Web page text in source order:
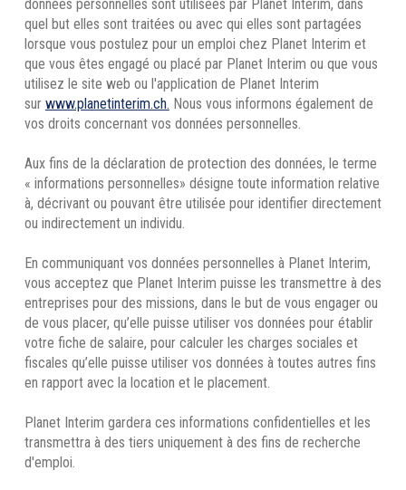
données personnelles sont utilisées par Planet Interim, dans
quel but elles sont traitées ou avec qui elles sont partagées
lorsque vous postulez pour un emploi chez Planet Interim et
que vous êtes engagé ou placé par Planet Interim ou que vous
utilisez le site web ou l'application de Planet Interim
sur www.planetinterim.ch. Nous vous informons également de
vos droits concernant vos données personnelles.
Aux fins de la déclaration de protection des données, le terme
« informations personnelles» désigne toute information relative
à, décrivant ou pouvant être utilisée pour identifier directement
ou indirectement un individu.
En communiquant vos données personnelles à Planet Interim,
vous acceptez que Planet Interim puisse les transmettre à des
entreprises pour des missions, dans le but de vous engager ou
de vous placer, qu’elle puisse utiliser vos données pour établir
votre fiche de salaire, pour calculer les charges sociales et
fiscales qu’elle puisse utiliser vos données à toutes autres fins
en rapport avec la location et le placement.
Planet Interim gardera ces informations confidentielles et les
transmettra à des tiers uniquement à des fins de recherche
d'emploi.